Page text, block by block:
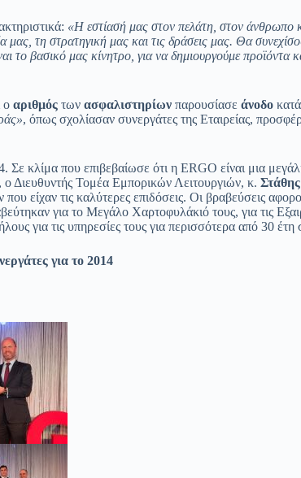
«Η εστίασή μας στον πελάτη, στον άνθρωπο
τη στρατηγική μας και τις δράσεις μας. Θα
βασικό μας κίνητρο, για να δημιουργούμε προϊόντα
ο αριθμός των ασφαλιστηρίων παρουσίασε άνοδο κατά
, όπως σχολίασαν συνεργάτες της Εταιρείας,
κλίμα που επιβεβαίωσε ότι η ERGO είναι μια
ο Διευθυντής Τομέα Εμπορικών Λειτουργιών, κ.
είχαν τις καλύτερες επιδόσεις. Oι βραβεύσεις
για το Μεγάλο Χαρτοφυλάκιό τους, για τις
για τις υπηρεσίες τους για περισσότερα από 30 έτη
για το 2014